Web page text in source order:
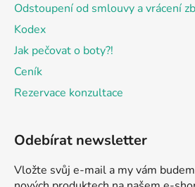
Odstoupení od smlouvy a vrácení
Kodex
Jak pečovat o boty?!
Ceník
Rezervace konzultace
Odebírat newsletter
Vložte svůj e-mail a my vám